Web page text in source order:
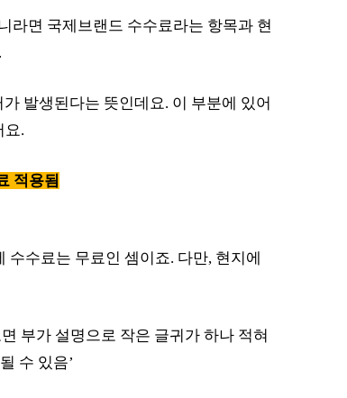
라면 국제브랜드 수수료라는 항목과 현
발생된다는 뜻인데요. 이 부분에 있어
요.
적용됨
수료는 무료인 셈이죠. 다만, 현지에
부가 설명으로 작은 글귀가 하나 적혀
수 있음’